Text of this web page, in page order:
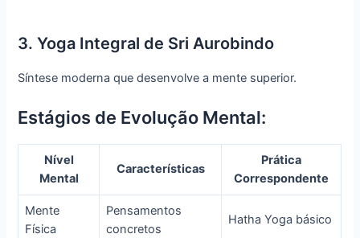
3. Yoga Integral de Sri Aurobindo
Síntese moderna que desenvolve a mente superior.
Estágios de Evolução Mental:
Nível
Mental
Características
Prática
Correspondente
Mente
Física
Pensamentos
concretos
Hatha Yoga básico